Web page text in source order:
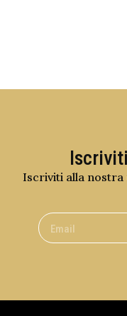
Iscriviti alla